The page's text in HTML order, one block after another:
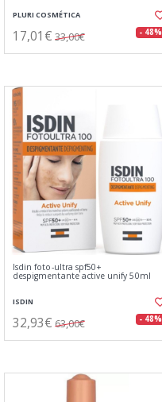
PLURI COSMÉTICA
17,01€ 33,00€ - 48%
Isdin foto-ultra spf50+
despigmentante active unify 50ml
ISDIN
32,93€ 63,00€ - 48%